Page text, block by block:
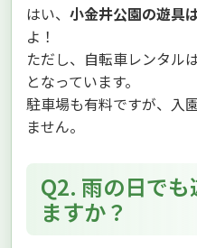
はい、 小金井公園の遊具
よ！
ただし、自転車レンタル
となっています。
駐車場も有料ですが、入
ません。
Q2. 雨の日で
ますか？